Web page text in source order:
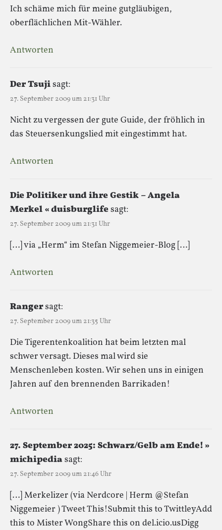
Ich schäme mich für meine gutgläubigen,
oberflächlichen Mit-Wähler.
Antworten
Der Tsujisagt:
27. September 2009 um 21:31 Uhr
Nicht zu vergessen der gute Guide, der fröhlich in
das Steuersenkungslied mit eingestimmt hat.
Antworten
Die Politiker und ihre Gestik – Angela
Merkel « duisburglifesagt:
27. September 2009 um 21:31 Uhr
[…] via „Herm“ im Stefan Niggemeier-Blog […]
Antworten
Rangersagt:
27. September 2009 um 21:35 Uhr
Die Tigerentenkoalition hat beim letzten mal
schwer versagt. Dieses mal wird sie
Menschenleben kosten. Wir sehen uns in einigen
Jahren auf den brennenden Barrikaden!
Antworten
27. September 2025: Schwarz/Gelb am Ende! »
michipediasagt:
27. September 2009 um 21:46 Uhr
[…] Merkelizer (via Nerdcore | Herm @Stefan
Niggemeier ) Tweet This!Submit this to TwittleyAdd
this to Mister WongShare this on del.icio.usDigg